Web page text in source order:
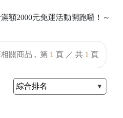
元免運活動開跑囉！～～～感謝
關商品 , 第 1 頁 ／ 共 1 頁